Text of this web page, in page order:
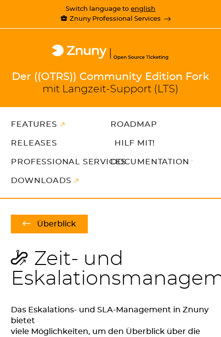
Switch language to english
Znuny Professional Services
Der ((OTRS)) Community Edition Fork
mit Langzeit-Support (LTS)
FEATURES ROADMAP
RELEASES HILF MIT!
PROFESSIONAL SERVICESDOCUMENTATION
DOWNLOADS
Überblick
Zeit- und
Das Eskalations- und SLA-Management in Znuny
bietet
viele Möglichkeiten, um den Überblick über die